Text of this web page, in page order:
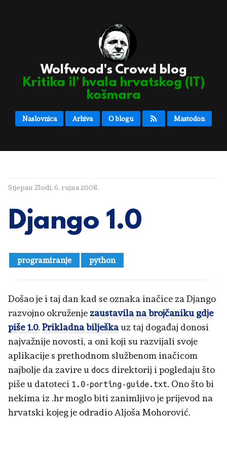
Wolfwood's Crowd blog
Kritika il’ hvala hrvatskog (IT)
košmara
Naslovnica Arhiva O blogu Mastodon
Stjepan Zlodi, 6. rujna 2008.
Django 1.0
programiranje python
Došao je i taj dan kad se oznaka inačice za Django
razvojno okruženjezaustavila na brojčaniku gdje
piše 1.0. Prikladna bilješkauz taj događaj donosi
najvažnije novosti, a oni koji su razvijali svoje
aplikacije s prethodnom službenom inačicom
najbolje da zavire u docs direktorij i pogledaju što
piše u datoteci 1.0-porting-guide.txt. Ono što bi
nekima iz .hr moglo biti zanimljivo je prijevod na
hrvatski kojeg je odradio Aljoša Mohorović.